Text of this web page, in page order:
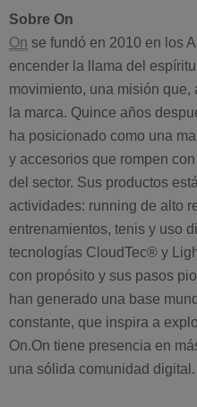
Sobre On
On se fundó en 2010 en los
encender la llama del
movimiento, una misión
la marca. Quince años
ha posicionado como una
y accesorios que rompen
del sector. Sus productos
actividades: running de alto
entrenamientos, tenis y uso
tecnologías CloudTec® y
con propósito y sus pasos
han generado una base
constante, que inspira a
On.On tiene presencia en
una sólida comunidad